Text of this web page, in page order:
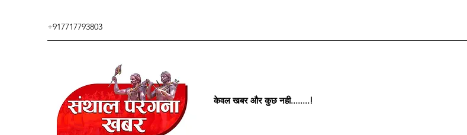
+917717793803
केवल खबर और कुछ नही........!